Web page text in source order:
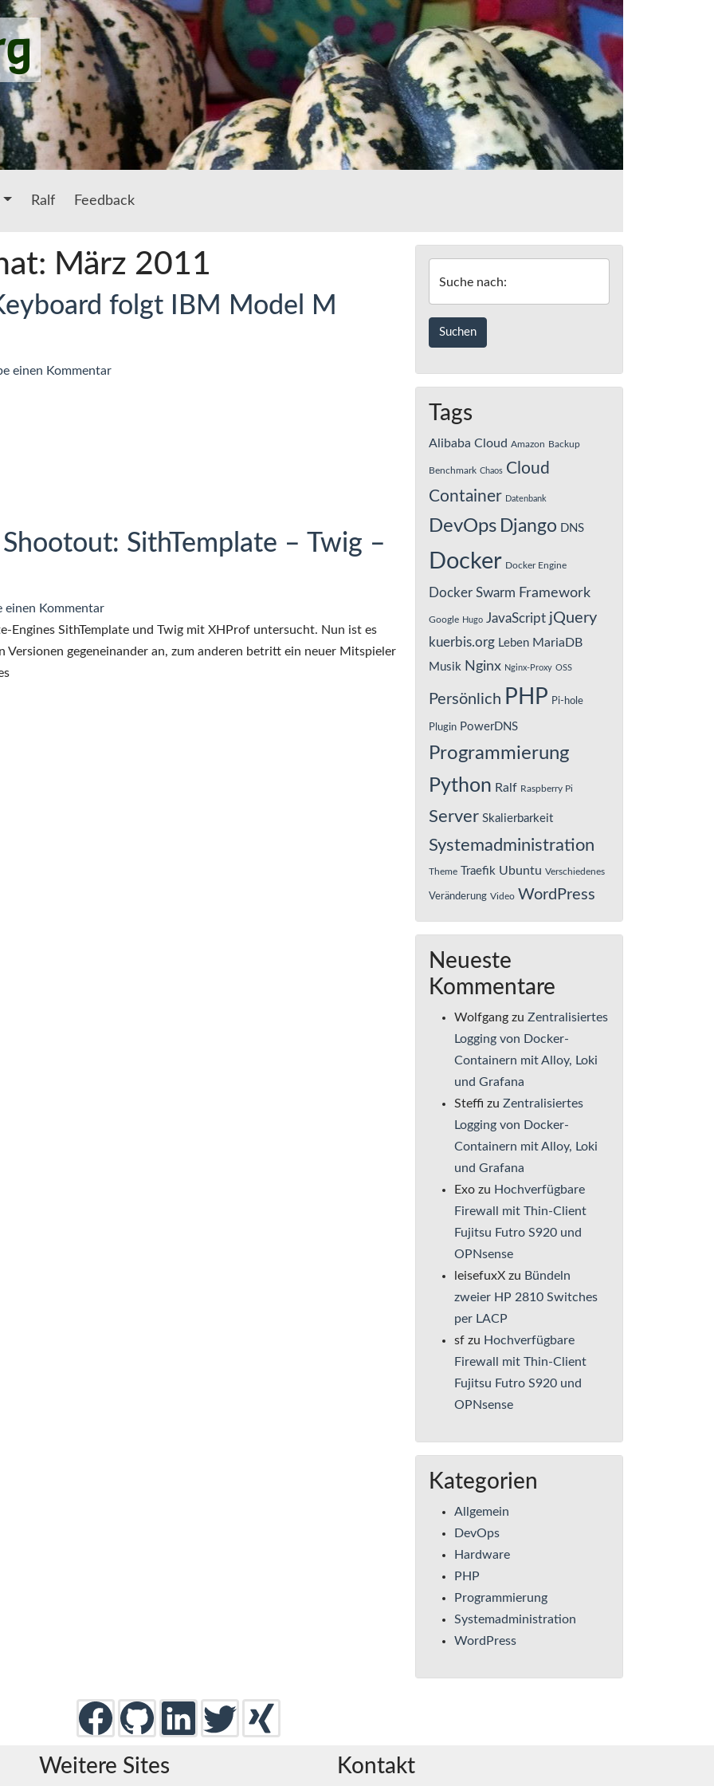
Ralf Feedback
März 2011
folgt IBM Model M
einen Kommentarzu
Tastatur
SithTemplate – Twig –
einen Kommentarzu
PHP-
Template-
Engines SithTemplate und Twig mit XHProf untersucht. Nun ist es
gegeneinander an, zum anderen betritt ein neuer Mitspieler
Suche nach:
Tags
Alibaba Cloud Amazon Backup
Benchmark Chaos Cloud
Container Datenbank
DevOps Django DNS
Docker Docker Engine
Docker Swarm Framework
Google Hugo JavaScript jQuery
kuerbis.org Leben MariaDB
Musik Nginx Nginx-Proxy OSS
Persönlich PHP Pi-hole
Plugin PowerDNS
Programmierung
Python Ralf Raspberry Pi
Server Skalierbarkeit
Systemadministration
Theme Traefik Ubuntu Verschiedenes
Veränderung Video WordPress
Neueste
Kommentare
Wolfgang zu Zentralisiertes
Logging von Docker-
Containern mit Alloy, Loki
und Grafana
Steffi zu Zentralisiertes
Logging von Docker-
Containern mit Alloy, Loki
und Grafana
Exo zu Hochverfügbare
Firewall mit Thin-Client
Fujitsu Futro S920 und
OPNsense
leisefuxX zu Bündeln
zweier HP 2810 Switches
per LACP
sf zu Hochverfügbare
Firewall mit Thin-Client
Fujitsu Futro S920 und
OPNsense
Kategorien
Allgemein
DevOps
Hardware
PHP
Programmierung
Systemadministration
WordPress
Weitere Sites Kontakt